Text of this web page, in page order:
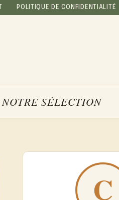
POLITIQUE DE CONFIDENTIALITÉ
NOTRE SÉLECTION